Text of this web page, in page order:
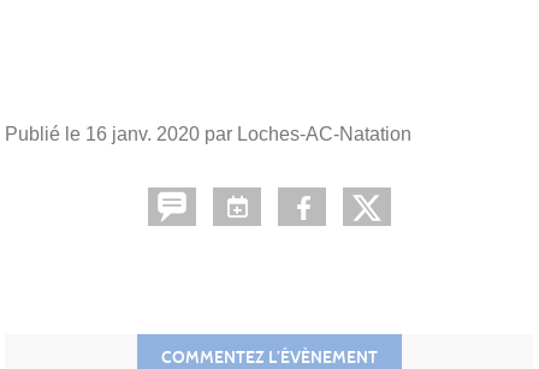
Publié le 16 janv. 2020 par Loches-AC-Natation
COMMENTEZ L’ÉVÈNEMENT